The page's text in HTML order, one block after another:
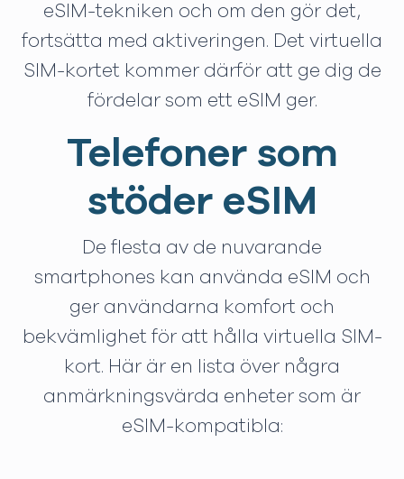
eSIM-tekniken och om den gör det,
fortsätta med aktiveringen. Det virtuella
SIM-kortet kommer därför att ge dig de
fördelar som ett eSIM ger.
Telefoner som
stöder eSIM
De flesta av de nuvarande
smartphones kan använda eSIM och
ger användarna komfort och
bekvämlighet för att hålla virtuella SIM-
kort. Här är en lista över några
anmärkningsvärda enheter som är
eSIM-kompatibla: